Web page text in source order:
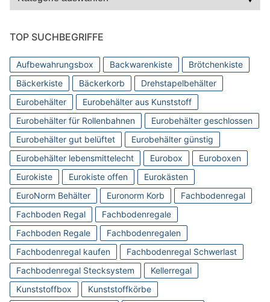
TOP SUCHBEGRIFFE
Aufbewahrungsbox Backwarenkiste
Brötchenkiste
Bäckerkiste
Bäckerkorb
Drehstapelbehälter
Eurobehälter
Eurobehälter aus Kunststoff
Eurobehälter für Rollenbahnen
Eurobehälter geschlossen
Eurobehälter gut belüftet
Eurobehälter günstig
Eurobehälter lebensmittelecht
Eurobox
Euroboxen
Eurokiste
Eurokiste offen
Eurokästen
EuroNorm Behälter
Euronorm Korb
Fachbodenregal
Fachboden Regal
Fachbodenregale
Fachboden Regale
Fachbodenregalen
Fachbodenregal kaufen
Fachbodenregal Schwerlast
Fachbodenregal Stecksystem
Kellerregal
Kunststoffbox
Kunststoffkörbe